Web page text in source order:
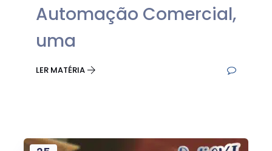
Automação Comercial,
uma
LER MATÉRIA